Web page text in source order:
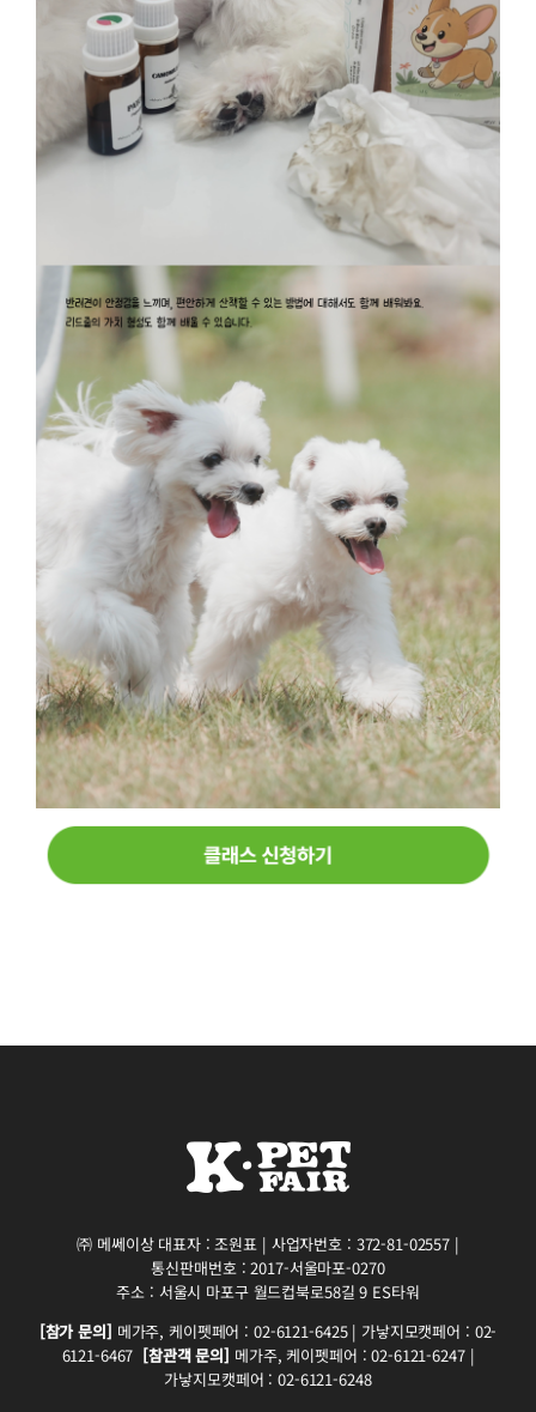
㈜ 메쎄이상 대표자 : 조원표 | 사업자번호 : 372-81-02557 |
통신판매번호 : 2017-서울마포-0270
주소 : 서울시 마포구 월드컵북로58길 9 ES타워
[참가 문의] 메가주, 케이펫페어 : 02-6121-6425 | 가낳지모캣페어 : 02-
6121-6467 [참관객 문의] 메가주, 케이펫페어 : 02-6121-6247 |
가낳지모캣페어 : 02-6121-6248